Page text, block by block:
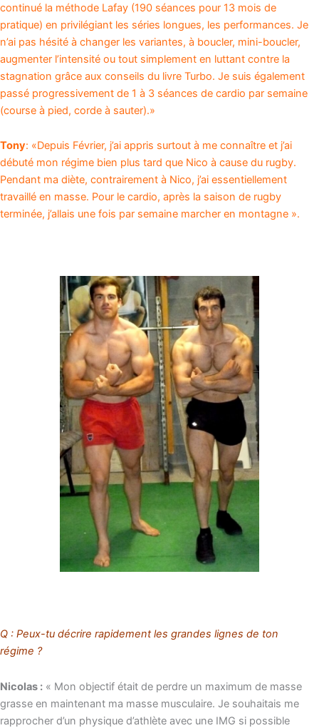
continué la méthode Lafay (190 séances pour 13 mois de
pratique) en privilégiant les séries longues, les performances. Je
n’ai pas hésité à changer les variantes, à boucler, mini-boucler,
augmenter l’intensité ou tout simplement en luttant contre la
stagnation grâce aux conseils du livre Turbo. Je suis également
passé progressivement de 1 à 3 séances de cardio par semaine
(course à pied, corde à sauter).»
Tony: «Depuis Février, j’ai appris surtout à me connaître et j’ai
débuté mon régime bien plus tard que Nico à cause du rugby.
Pendant ma diète, contrairement à Nico, j’ai essentiellement
travaillé en masse. Pour le cardio, après la saison de rugby
terminée, j’allais une fois par semaine marcher en montagne ».
Q : Peux-tu décrire rapidement les grandes lignes de ton
régime ?
Nicolas : « Mon objectif était de perdre un maximum de masse
grasse en maintenant ma masse musculaire. Je souhaitais me
rapprocher d’un physique d’athlète avec une IMG si possible